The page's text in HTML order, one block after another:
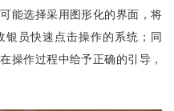
能选择采用图形化的界面，将
银员快速点击操作的系统；同
操作过程中给予正确的引导，